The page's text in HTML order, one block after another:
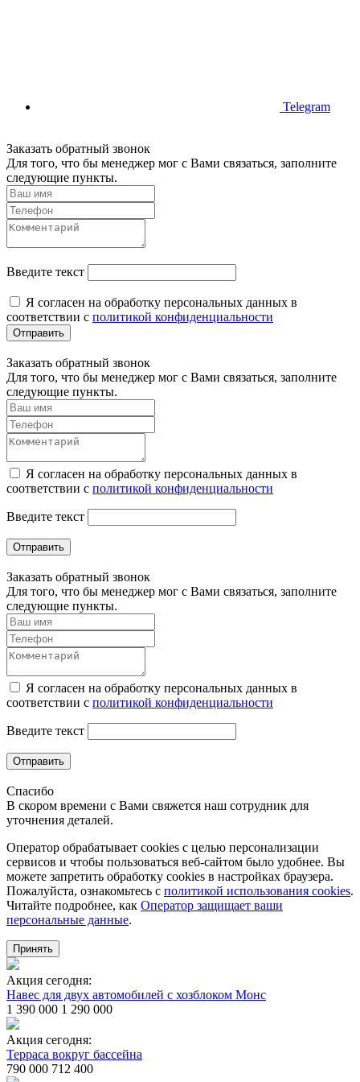
Telegram
Заказать обратный звонок
Для того, что бы менеджер мог с Вами связаться, заполните
следующие пункты.
Введите текст
Я согласен на обработку персональных данных в
соответствии с политикой конфиденциальности
Отправить
Заказать обратный звонок
Для того, что бы менеджер мог с Вами связаться, заполните
следующие пункты.
Я согласен на обработку персональных данных в
соответствии с политикой конфиденциальности
Введите текст
Отправить
Заказать обратный звонок
Для того, что бы менеджер мог с Вами связаться, заполните
следующие пункты.
Я согласен на обработку персональных данных в
соответствии с политикой конфиденциальности
Введите текст
Отправить
Спасибо
В скором времени с Вами свяжется наш сотрудник для
уточнения деталей.
Оператор обрабатывает cookies с целью персонализации
сервисов и чтобы пользоваться веб-сайтом было удобнее. Вы
можете запретить обработку сookies в настройках браузера.
Пожалуйста, ознакомьтесь с политикой использования cookies.
Читайте подробнее, как Оператор защищает ваши
персональные данные.
Принять
Акция сегодня:
Навес для двух автомобилей с хозблоком Монс
1 390 000 1 290 000
Акция сегодня:
Терраса вокруг бассейна
790 000 712 400